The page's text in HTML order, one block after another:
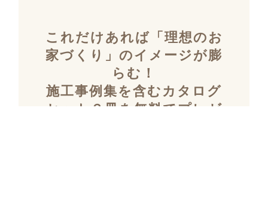
これだけあれば「理想のお
家づくり」のイメージが膨
らむ！
施工事例集を含むカタログ
セット３冊を無料でプレゼ